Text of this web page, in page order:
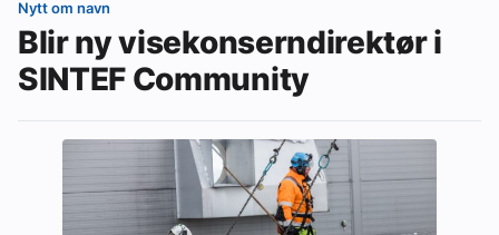
Nytt om navn
Blir ny visekonserndirektør i
SINTEF Community